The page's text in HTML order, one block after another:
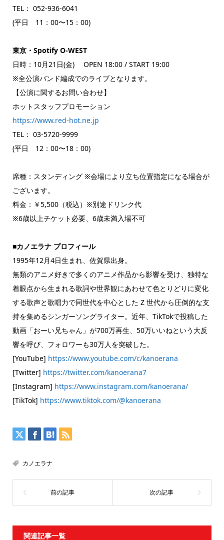
TEL： 052-936-6041
(平日 11：00〜15：00)
東京・Spotify O-WEST
日時：10月21日(金) OPEN 18:00 / START 19:00
※全公演バンド編成でのライブとなります。
【公演に関するお問い合わせ】
ホットスタッフプロモーション
https://www.red-hot.ne.jp
TEL： 03-5720-9999
(平日 12：00〜18：00)
席種：スタンディング ※会場により立ち位置指定になる場合が
ございます。
料金：￥5,500（税込）※別途ドリンク代
※6歳以上チケット必要、6歳未満入場不可
■カノエラナ プロフィール
1995年12月4日生まれ、佐賀県出身。
無類のアニメ好きで多くのアニメ作品から影響を受け、独特な
着眼点から生まれる歌詞や世界観にあわせて色とりどりに変化
する歌声と歌唱力で同世代を中心とした Z 世代から圧倒的な支
持を集めるシンガーソングライター。近年、TikTokで投稿した
動画「おーい兄ちゃん」が700万再生、50万いいねという大反
響を呼び、フォロワーも30万人を突破した。
[YouTube] https://www.youtube.com/c/kanoerana
[Twitter] https://twitter.com/kanoerana7
[Instagram] https://www.instagram.com/kanoerana/
[TikTok] https://www.tiktok.com/@kanoerana
カノエラナ
関連記事一覧